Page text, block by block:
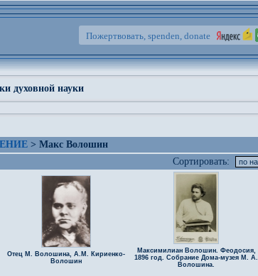
Пожертвовать, spenden, donate
духовной науки
> Макс Волошин
Сортировать:
Отец М. Волошина, А.М. Кириенко-
Волошин
Максимилиан Волошин. Феодосия,
1896 год. Собрание Дома-музея М. А.
Волошина.